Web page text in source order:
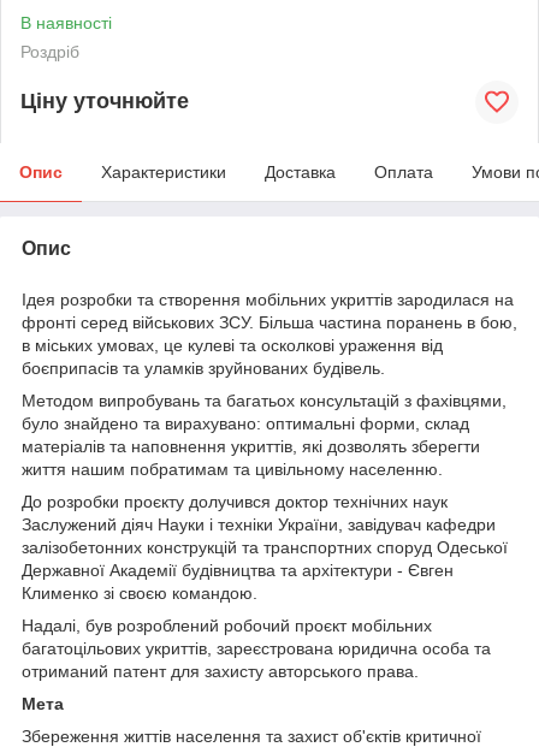
В наявності
Роздріб
Ціну уточнюйте
Опис Характеристики Доставка Оплата Умови
Опис
Ідея розробки та створення мобільних укриттів зародилася на
фронті серед військових ЗСУ. Більша частина поранень в бою,
в міських умовах, це кулеві та осколкові ураження від
боєприпасів та уламків зруйнованих будівель.
Методом випробувань та багатьох консультацій з фахівцями,
було знайдено та вирахувано: оптимальні форми, склад
матеріалів та наповнення укриттів, які дозволять зберегти
життя нашим побратимам та цивільному населенню.
До розробки проєкту долучився доктор технічних наук
Заслужений діяч Науки і техніки України, завідувач кафедри
залізобетонних конструкцій та транспортних споруд Одеської
Державної Академії будівництва та архітектури - Євген
Клименко зі своєю командою.
Надалі, був розроблений робочий проєкт мобільних
багатоцільових укриттів, зареєстрована юридична особа та
отриманий патент для захисту авторського права.
Мета
Збереження життів населення та захист об'єктів критичної